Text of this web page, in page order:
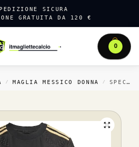
SICURA
GRATUITA DA 120 €
0
/ MAGLIA MESSICO DONNA / SPECIALE MAGLIA DONNA MESSICO 2026 NERO